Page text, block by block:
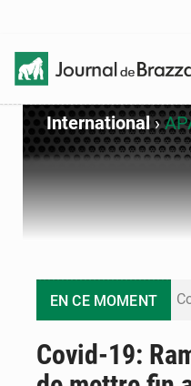
International›
EN CE MOMENT
Covid-19: